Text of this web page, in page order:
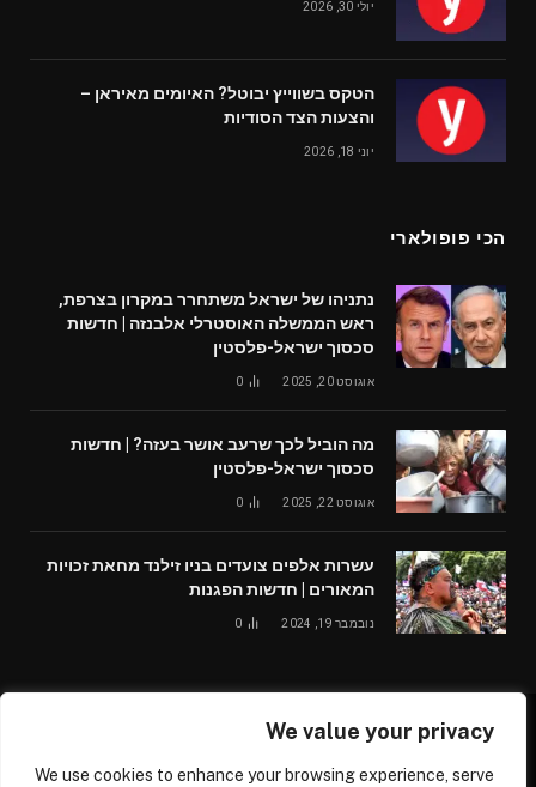
We value your privacy
We use cookies to enhance your browsing experience, serve
יולי 30, 2026
הטקס בשווייץ יבוטל? האיומים מאיראן –
והצעות הצד הסודיות
יוני 18, 2026
הכי פופולארי
נתניהו של ישראל משתחרר במקרון בצרפת,
ראש הממשלה האוסטרלי אלבנזה | חדשות
סכסוך ישראל-פלסטין
אוגוסט 20, 2025 0
מה הוביל לכך שרעב אושר בעזה? | חדשות
סכסוך ישראל-פלסטין
אוגוסט 22, 2025 0
עשרות אלפים צועדים בניו זילנד מחאת זכויות
המאורים | חדשות הפגנות
נובמבר 19, 2024 0